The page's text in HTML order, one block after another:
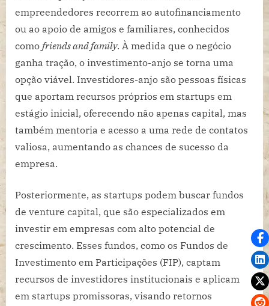
empreendedores recorrem ao autofinanciamento
ou ao apoio de amigos e familiares, conhecidos
como friends and family. À medida que o negócio
ganha tração, o investimento-anjo se torna uma
opção viável. Investidores-anjo são pessoas físicas
que aportam recursos próprios em startups em
estágio inicial, oferecendo não apenas capital, mas
também mentoria e acesso a uma rede de contatos
valiosa, aumentando as chances de sucesso da
empresa.
Posteriormente, as startups podem buscar fundos
de venture capital, que são especializados em
investir em empresas com alto potencial de
crescimento. Esses fundos, como os Fundos de
Investimento em Participações (FIP), captam
recursos de investidores institucionais e aplicam
em startups promissoras, visando retornos